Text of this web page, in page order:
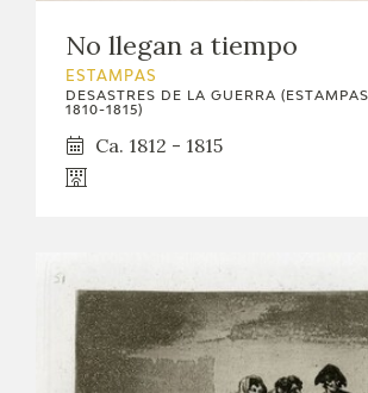
No llegan a tiempo
ESTAMPAS
DESASTRES DE LA GUERRA
1810-1815)
Ca. 1812 - 1815